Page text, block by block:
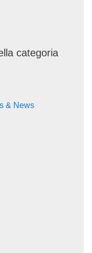
categoria
& News